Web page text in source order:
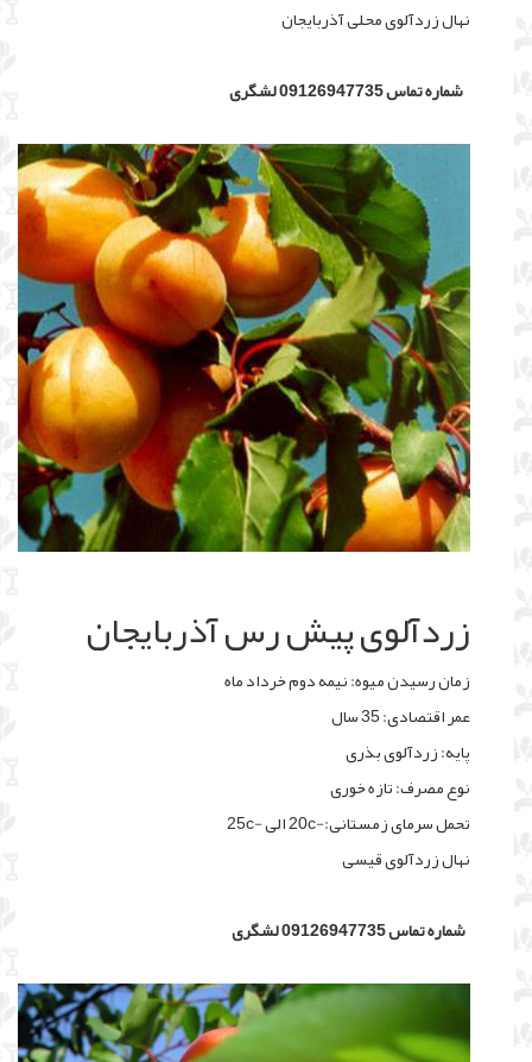
نهال زردآلوی محلی آذربایجان
شماره تماس 09126947735 لشگری
زردآلوی پیش رس آذربایجان
زمان رسیدن میوه: نیمه دوم خرداد ماه
عمر اقتصادی: 35 سال
پایه: زردآلوی بذری
نوع مصرف: تازه خوری
تحمل سرمای زمستانی:-20c الی -25c
نهال زردآلوی قیسی
شماره تماس 09126947735 لشگری